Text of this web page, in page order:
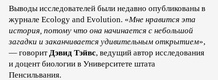
Выводы исследователей были недавно опубликованы в
журнале Ecology and Evolution. «Мне нравится эта
история, потому что она начинается с небольшой
загадки и заканчивается удивительным открытием»,
— говоритДэвид Тэйвс, ведущий автор исследования
и доцент биологии в Университете штата
Пенсильвания.